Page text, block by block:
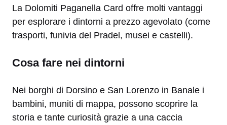
La Dolomiti Paganella Card offre molti vantaggi
per esplorare i dintorni a prezzo agevolato (come
trasporti, funivia del Pradel, musei e castelli).
Cosa fare nei dintorni
Nei borghi di Dorsino e San Lorenzo in Banale i
bambini, muniti di mappa, possono scoprire la
storia e tante curiosità grazie a una caccia